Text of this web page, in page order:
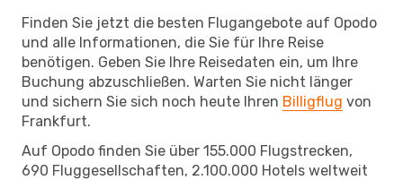
Finden Sie jetzt die besten Flugangebote auf Opodo
und alle Informationen, die Sie für Ihre Reise
benötigen. Geben Sie Ihre Reisedaten ein, um Ihre
Buchung abzuschließen. Warten Sie nicht länger
und sichern Sie sich noch heute Ihren Billigflug von
Frankfurt.
Auf Opodo finden Sie über 155.000 Flugstrecken,
690 Fluggesellschaften, 2.100.000 Hotels weltweit